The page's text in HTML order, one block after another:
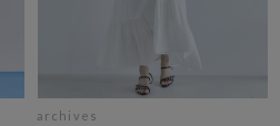
archives